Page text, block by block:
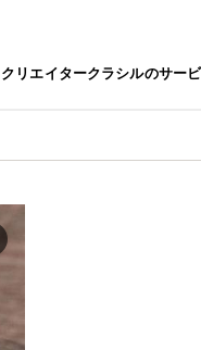
クリエイタークラシルのサー